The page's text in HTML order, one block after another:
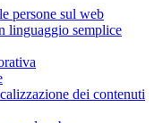
persone sul web
linguaggio semplice
dei contenuti